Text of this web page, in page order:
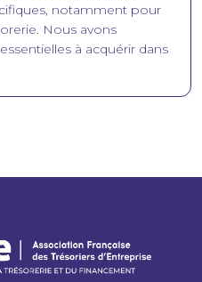
notamment pour
Nous avons
à acquérir dans